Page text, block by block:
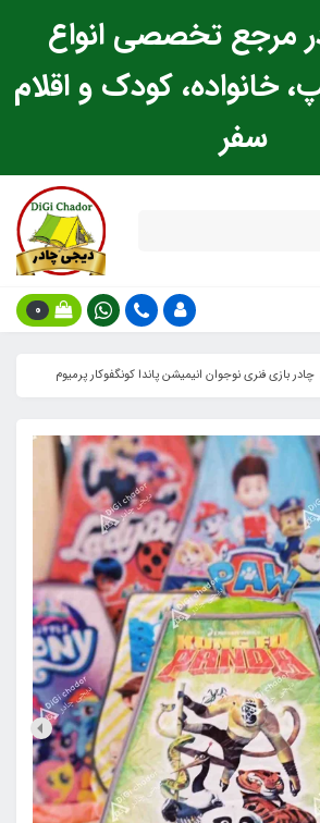
مرجع تخصصی انواع
خانواده، کودک و اقلام
سفر
0
چادر بازی فنری نوجوان انیمیشن پاندا کونگفوکار پرمیوم